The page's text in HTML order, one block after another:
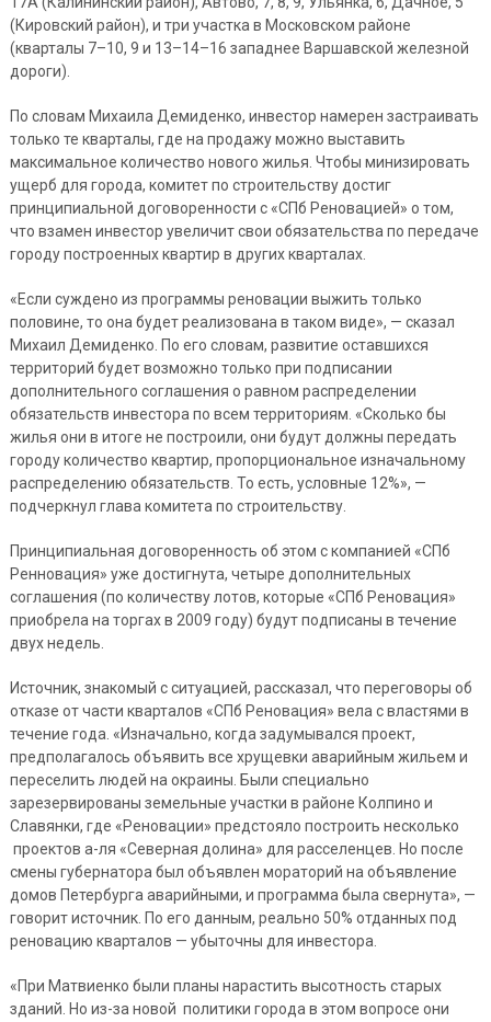
(Кировский район), и три участка в Московском районе
(кварталы 7–10, 9 и 13–14–16 западнее Варшавской железной
дороги).
По словам Михаила Демиденко, инвестор намерен застраивать
только те кварталы, где на продажу можно выставить
максимальное количество нового жилья. Чтобы минизировать
ущерб для города, комитет по строительству достиг
принципиальной договоренности с «СПб Реновацией» о том,
что взамен инвестор увеличит свои обязательства по передаче
городу построенных квартир в других кварталах.
«Если суждено из программы реновации выжить только
половине, то она будет реализована в таком виде», — сказал
Михаил Демиденко. По его словам, развитие оставшихся
территорий будет возможно только при подписании
дополнительного соглашения о равном распределении
обязательств инвестора по всем территориям. «Сколько бы
жилья они в итоге не построили, они будут должны передать
городу количество квартир, пропорциональное изначальному
распределению обязательств. То есть, условные 12%», —
подчеркнул глава комитета по строительству.
Принципиальная договоренность об этом с компанией «СПб
Ренновация» уже достигнута, четыре дополнительных
соглашения (по количеству лотов, которые «СПб Реновация»
приобрела на торгах в 2009 году) будут подписаны в течение
двух недель.
Источник, знакомый с ситуацией, рассказал, что переговоры об
отказе от части кварталов «СПб Реновация» вела с властями в
течение года. «Изначально, когда задумывался проект,
предполагалось объявить все хрущевки аварийным жильем и
переселить людей на окраины. Были специально
зарезервированы земельные участки в районе Колпино и
Славянки, где «Реновации» предстояло построить несколько
проектов а-ля «Северная долина» для расселенцев. Но после
смены губернатора был объявлен мораторий на объявление
домов Петербурга аварийными, и программа была свернута», —
говорит источник. По его данным, реально 50% отданных под
реновацию кварталов — убыточны для инвестора.
«При Матвиенко были планы нарастить высотность старых
зданий. Но из-за новой политики города в этом вопросе они